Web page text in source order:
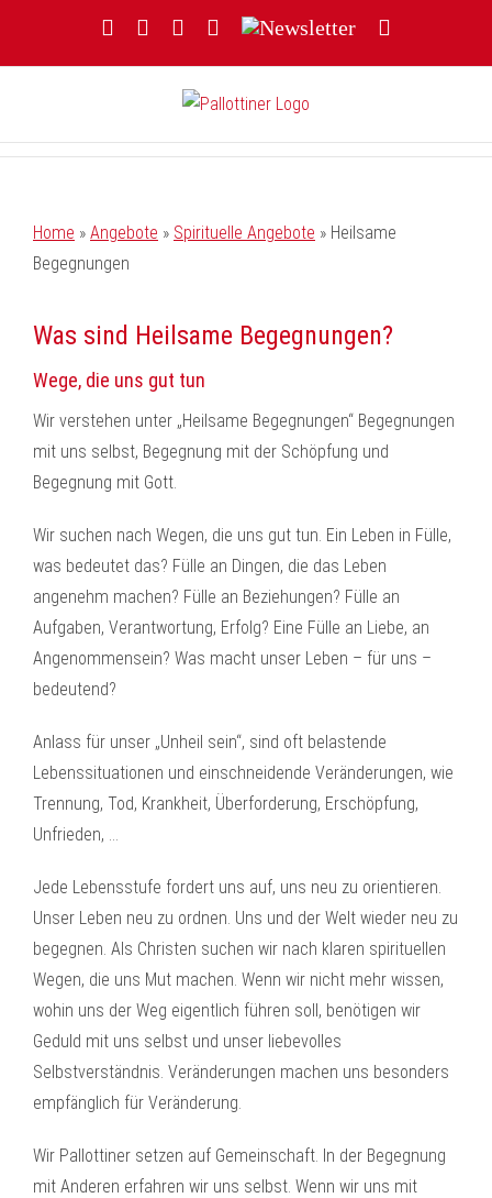
FacebookYouTubeInstagram
Threads
Newsletter
Home » Angebote » Spirituelle Angebote » Heilsame
Begegnungen
Was sind Heilsame Begegnungen?
Wege, die uns gut tun
Wir verstehen unter „Heilsame Begegnungen“ Begegnungen
mit uns selbst, Begegnung mit der Schöpfung und
Begegnung mit Gott.
Wir suchen nach Wegen, die uns gut tun. Ein Leben in Fülle,
was bedeutet das? Fülle an Dingen, die das Leben
angenehm machen? Fülle an Beziehungen? Fülle an
Aufgaben, Verantwortung, Erfolg? Eine Fülle an Liebe, an
Angenommensein? Was macht unser Leben – für uns –
bedeutend?
Anlass für unser „Unheil sein“, sind oft belastende
Lebenssituationen und einschneidende Veränderungen, wie
Trennung, Tod, Krankheit, Überforderung, Erschöpfung,
Unfrieden, …
Jede Lebensstufe fordert uns auf, uns neu zu orientieren.
Unser Leben neu zu ordnen. Uns und der Welt wieder neu zu
begegnen. Als Christen suchen wir nach klaren spirituellen
Wegen, die uns Mut machen. Wenn wir nicht mehr wissen,
wohin uns der Weg eigentlich führen soll, benötigen wir
Geduld mit uns selbst und unser liebevolles
Selbstverständnis. Veränderungen machen uns besonders
empfänglich für Veränderung.
Wir Pallottiner setzen auf Gemeinschaft. In der Begegnung
mit Anderen erfahren wir uns selbst. Wenn wir uns mit